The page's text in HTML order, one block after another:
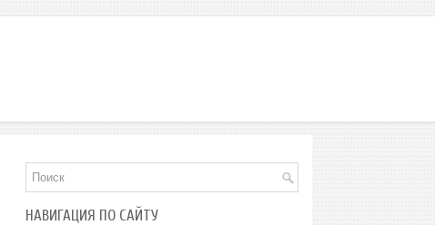
НАВИГАЦИЯ ПО САЙТУ